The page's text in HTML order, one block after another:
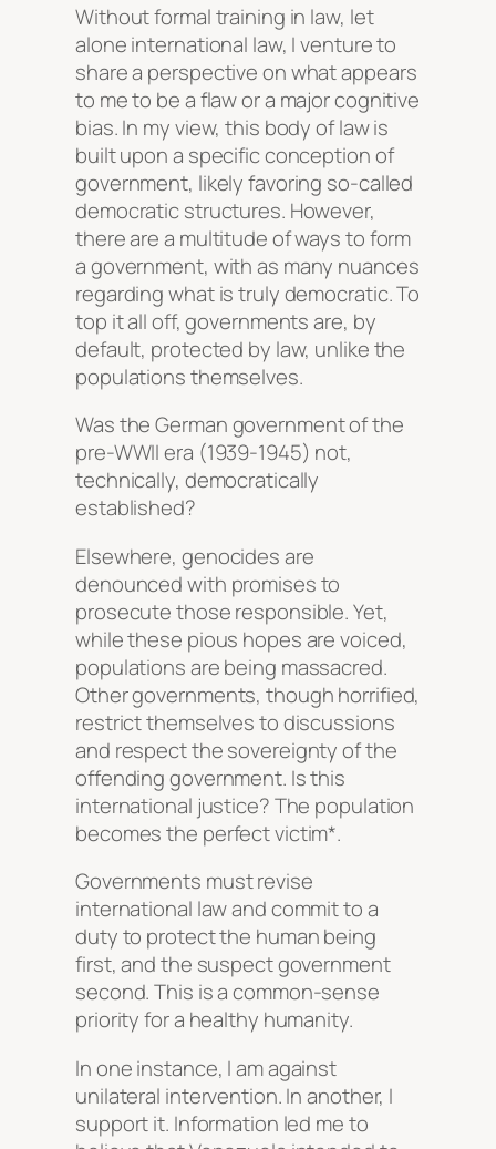
Without formal training in law, let
alone international law, I venture to
share a perspective on what appears
to me to be a flaw or a major cognitive
bias. In my view, this body of law is
built upon a specific conception of
government, likely favoring so-called
democratic structures. However,
there are a multitude of ways to form
a government, with as many nuances
regarding what is truly democratic. To
top it all off, governments are, by
default, protected by law, unlike the
populations themselves.
Was the German government of the
pre-WWII era (1939-1945) not,
technically, democratically
established?
Elsewhere, genocides are
denounced with promises to
prosecute those responsible. Yet,
while these pious hopes are voiced,
populations are being massacred.
Other governments, though horrified,
restrict themselves to discussions
and respect the sovereignty of the
offending government. Is this
international justice? The population
becomes the perfect victim*.
Governments must revise
international law and commit to a
duty to protect the human being
first, and the suspect government
second. This is a common-sense
priority for a healthy humanity.
In one instance, I am against
unilateral intervention. In another, I
support it. Information led me to